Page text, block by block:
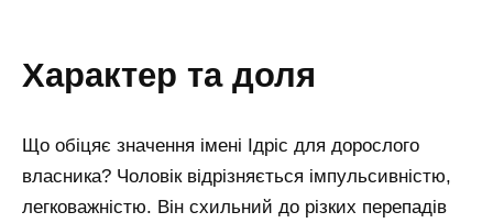
характер та доля
Що обіцяє значення імені Ідріс для дорослого
власника? Чоловік відрізняється імпульсивністю,
легковажністю. Він схильний до різких перепадів